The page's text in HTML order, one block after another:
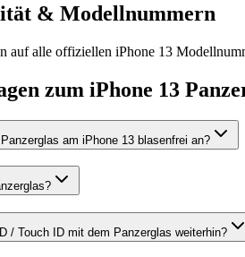
& Modellnummern
auf alle offiziellen iPhone 13
zum iPhone 13
am iPhone 13 blasenfrei an?
/ Touch ID mit dem Panzerglas weiterhin?